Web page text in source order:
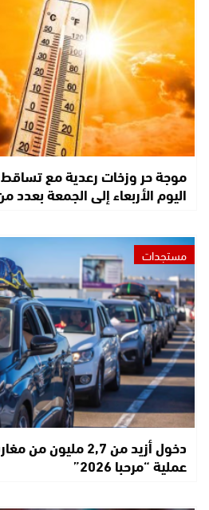
موجة حر وزخات رعدية مع تساقط
اليوم الأربعاء إلى الجمعة
مستجدات
دخول أزيد من 2,7
عملية “مرحبا 2026”